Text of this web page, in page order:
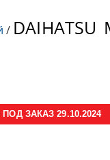
/ DAIHATSU
ЗАКАЗ 29.10.2024